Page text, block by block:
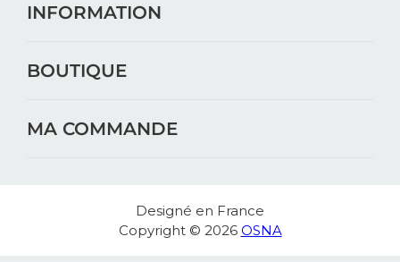
INFORMATION
BOUTIQUE
MA COMMANDE
Designé en France
Copyright © 2026 OSNA